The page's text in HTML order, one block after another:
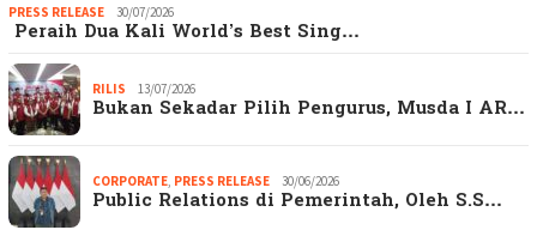
PRESS RELEASE 30/07/2026
Peraih Dua Kali World’s Best Sing…
RILIS 13/07/2026
Bukan Sekadar Pilih Pengurus, Musda I AR…
CORPORATE PRESS RELEASE 30/06/2026
Public Relations di Pemerintah, Oleh S.S…